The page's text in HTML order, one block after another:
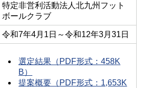
特定非営利活動法人北九州フット
ボールクラブ
令和7年4月1日～令和12年3月31日
選定結果（PDF形式：458K
B）
提案概要（PDF形式：1,653K